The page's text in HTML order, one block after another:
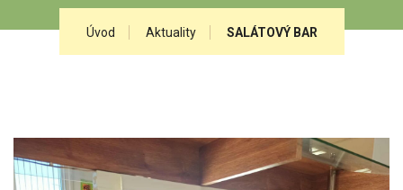
Úvod Aktuality SALÁTOVÝ BAR